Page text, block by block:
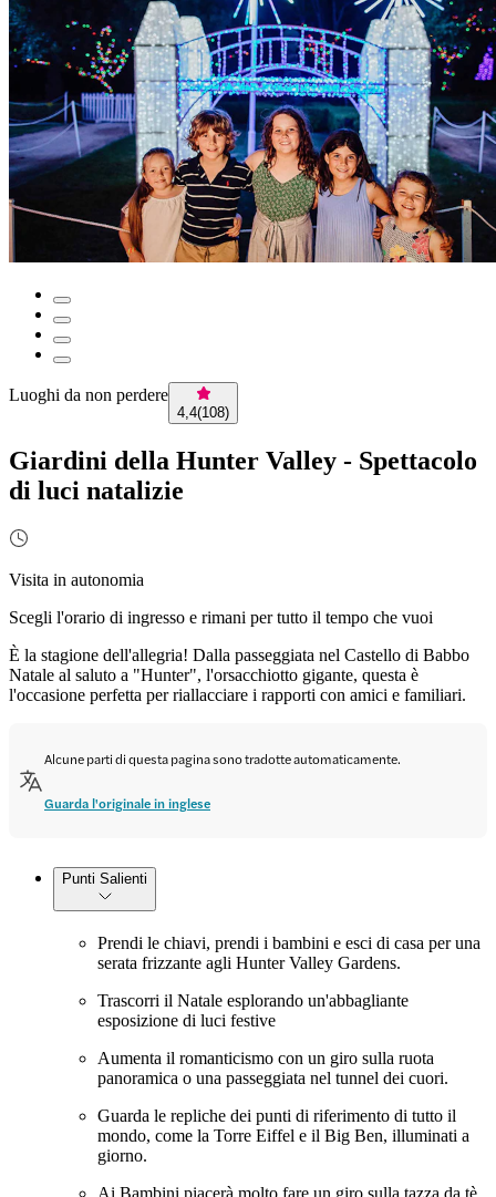
Luoghi da non perdere
4,4(108)
Giardini della Hunter Valley - Spettacolo
di luci natalizie
Visita in autonomia
Scegli l'orario di ingresso e rimani per tutto il tempo che vuoi
È la stagione dell'allegria! Dalla passeggiata nel Castello di Babbo
Natale al saluto a "Hunter", l'orsacchiotto gigante, questa è
l'occasione perfetta per riallacciare i rapporti con amici e familiari.
Alcune parti di questa pagina sono tradotte automaticamente.
Guarda l'originale in inglese
Punti Salienti
Prendi le chiavi, prendi i bambini e esci di casa per una
serata frizzante agli Hunter Valley Gardens.
Trascorri il Natale esplorando un'abbagliante
esposizione di luci festive
Aumenta il romanticismo con un giro sulla ruota
panoramica o una passeggiata nel tunnel dei cuori.
Guarda le repliche dei punti di riferimento di tutto il
mondo, come la Torre Eiffel e il Big Ben, illuminati a
giorno.
Ai Bambini piacerà molto fare un giro sulla tazza da tè